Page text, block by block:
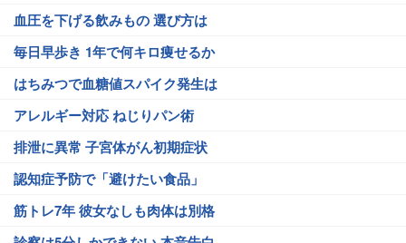
血圧を下げる飲みもの 選び方は
毎日早歩き 1年で何キロ痩せるか
はちみつで血糖値スパイク発生は
アレルギー対応 ねじりパン術
排泄に異常 子宮体がん初期症状
認知症予防で「避けたい食品」
筋トレ7年 彼女なしも肉体は別格